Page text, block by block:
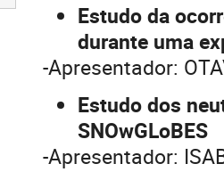
Estudo da
durante uma
-Apresentador:
Estudo dos
SNOwGLoBES
-Apresentador: